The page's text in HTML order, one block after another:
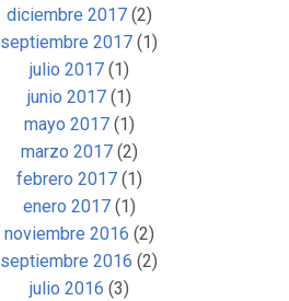
diciembre 2017(2)
septiembre 2017 (1)
julio 2017(1)
junio 2017(1)
mayo 2017(1)
marzo 2017(2)
febrero 2017(1)
enero 2017(1)
noviembre 2016 (2)
septiembre 2016 (2)
julio 2016 (3)